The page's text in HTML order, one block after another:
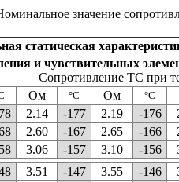
значение
статическая
и чувствительных
Сопротивление ТС при
Ом °C Ом °C
2.14 -177 2.19 -176
2.60 -167 2.65 -166
3.06 -157 3.10 -156
3.51 -147 3.55 -146